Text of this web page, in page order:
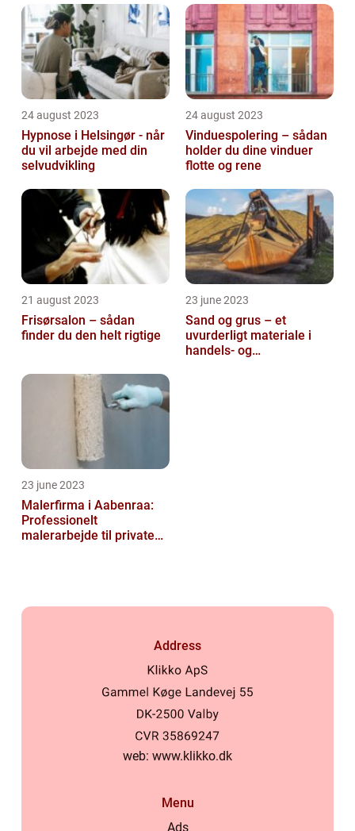
24 august 2023
Hypnose i Helsingør - når
du vil arbejde med din
selvudvikling
24 august 2023
Vinduespolering – sådan
holder du dine vinduer
flotte og rene
21 august 2023
Frisørsalon – sådan
finder du den helt rigtige
23 june 2023
Sand og grus – et
uvurderligt materiale i
handels- og
23 june 2023
Malerfirma i Aabenraa:
Professionelt
malerarbejde til private
Address
web: www.klikko.dk
Menu
Ads